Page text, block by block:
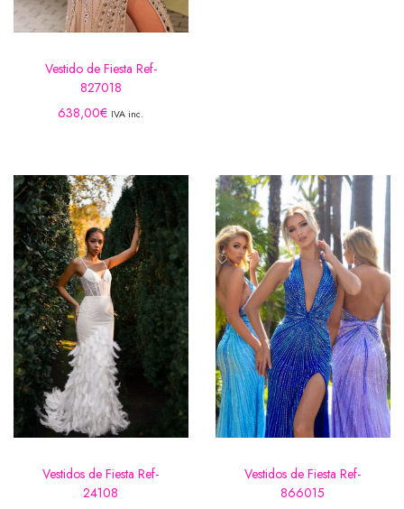
Vestido de Fiesta Ref-
827018
638,00€ IVA inc.
Vestidos de Fiesta Ref-
24108
Vestidos de Fiesta Ref-
866015